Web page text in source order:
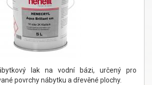
lak na vodní bázi, určený pro
povrchy nábytku a dřevěné plochy.